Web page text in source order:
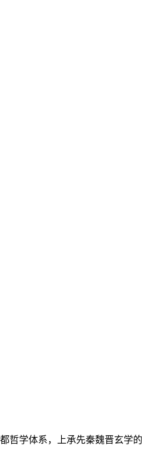
哲学体系，上承先秦魏晋玄学